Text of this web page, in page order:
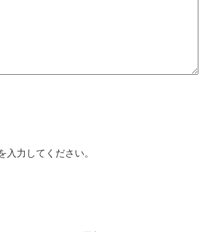
入力してください。